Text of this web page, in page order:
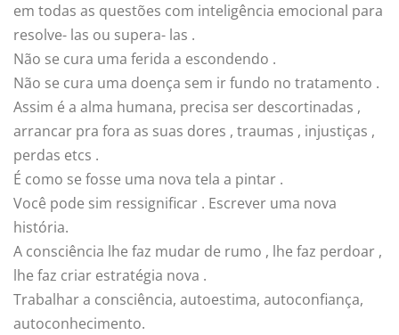
em todas as questões com inteligência emocional para
resolve- las ou supera- las .
Não se cura uma ferida a escondendo .
Não se cura uma doença sem ir fundo no tratamento .
Assim é a alma humana, precisa ser descortinadas ,
arrancar pra fora as suas dores , traumas , injustiças ,
perdas etcs .
É como se fosse uma nova tela a pintar .
Você pode sim ressignificar . Escrever uma nova
história.
A consciência lhe faz mudar de rumo , lhe faz perdoar ,
lhe faz criar estratégia nova .
Trabalhar a consciência, autoestima, autoconfiança,
autoconhecimento.